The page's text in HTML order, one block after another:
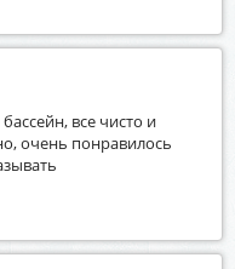
все чисто и
очень понравилось